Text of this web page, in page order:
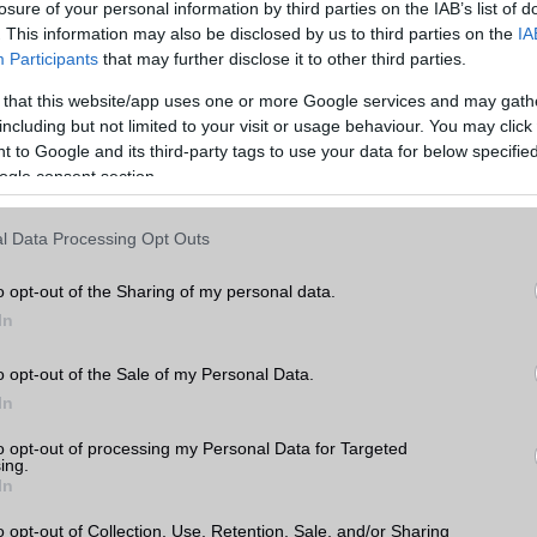
of your personal information by third parties on the IAB’s list of
This information may also be disclosed by us to third parties on the
Participants that may further disclose it to other third parties.
that this website/app uses one or more Google services and may
but not limited to your visit or usage behaviour. You may
to Google and its third-party tags to use your data for below
consent section.
Data Processing Opt Outs
opt-out of the Sharing of my personal data.
opt-out of the Sale of my Personal Data.
opt-out of processing my Personal Data for Targeted
opt-out of Collection, Use, Retention, Sale, and/or Sharing
előtt érdemes átgondolni, hogy mire is használnánk a készüléket. Ha
akkor például fontos lehet a nagy kijelző és a hosszú akkumulátor-
érdekel, hogy a legújabb és legjobb kamerával rendelkező készüléket szeretnéd,
amikor két mobiltelefont hasonlítunk össze, az ár. A mobiltelefonok széles
fontos, hogy az árakat összehasonlítsuk, és kiválasszuk a legjobb értéket
figyelembe kell vennünk a készülék belső hardverét, amely befolyásolja a
az egyik legfontosabb tényező, amikor egy mobiltelefont választunk. Az
azok számára, akik sokat utaznak, vagy sok időt töltenek el útközben. Az
és az energiatakarékos funkcióknak köszönhetően egyes készülékek
nagyon fontos tényező. A készülékek operációs rendszere befolyásolja a
iOS rendszerrel rendelkező készülékek szigorúbb biztonsági szabályokkal